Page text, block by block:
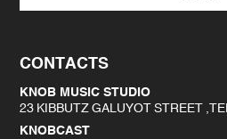
CONTACTS
KNOB MUSIC STUDIO
23 KIBBUTZ GALUYOT STREET
KNOBCAST